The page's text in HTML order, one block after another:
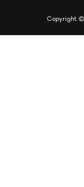
ご利用規約
Copyright